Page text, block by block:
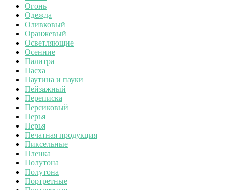
Огонь
Одежда
Оливковый
Оранжевый
Осветляющие
Осенние
Палитра
Пасха
Паутина и пауки
Пейзажный
Переписка
Персиковый
Перья
Перья
Печатная продукция
Пиксельные
Пленка
Полутона
Полутона
Портретные